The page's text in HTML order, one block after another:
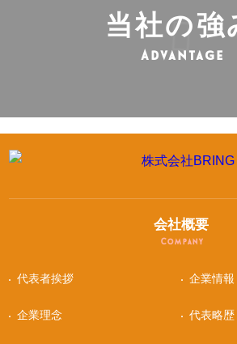
当社の強
Advantage
会社概要
Company
代表者挨拶
企業理念
企業情報
代表略